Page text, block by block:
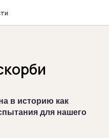
в историю как
для нашего